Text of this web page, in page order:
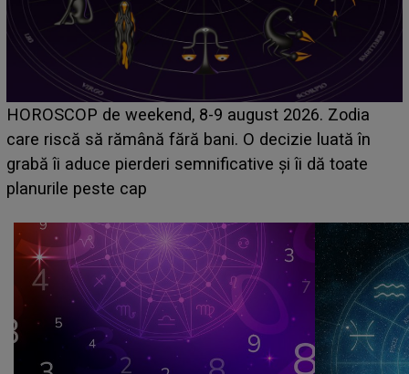
Emanuel a ținut ACEST DETALIU ASCUNS până
acum! În fața Alexandrei, concurentul din Casa Iubirii
face o MĂRTURISIRE NEAȘTEPTATĂ despre mama
sa: "I-am spus și ei în față, eu nu te iubesc pentru